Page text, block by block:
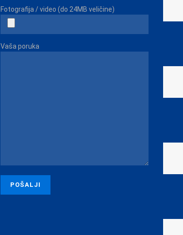
Fotografija / video (do 24MB veličine)
Vaša poruka